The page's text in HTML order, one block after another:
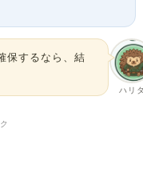
ハリ
保するなら、結